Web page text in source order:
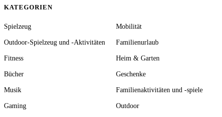
KATEGORIEN
Spielzeug Mobilität
Outdoor-Spielzeug und -Aktivitäten Familienurlaub
Fitness Heim & Garten
Bücher Geschenke
Musik Familienaktivitäten und -spiele
Gaming Outdoor